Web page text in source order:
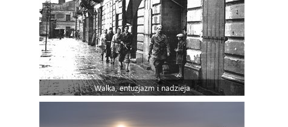
Walka, entuzjazm i nadzieja